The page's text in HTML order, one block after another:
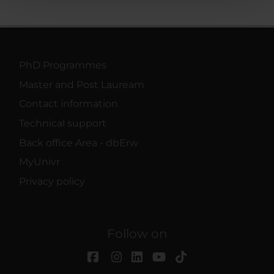
PhD Programmes
Master and Post Lauream
Contact information
Technical support
Back office Area - dbErw
MyUnivr
Privacy policy
Follow on